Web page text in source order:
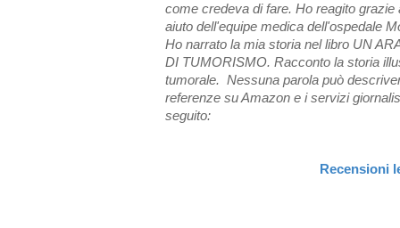
come credeva di fare. Ho reagito
aiuto dell'equipe medica dell'ospedale
Ho narrato la mia storia nel libro UN
DI TUMORISMO. Racconto la storia
tumorale. Nessuna parola può
referenze su Amazon e i servizi
seguito:
Recensioni